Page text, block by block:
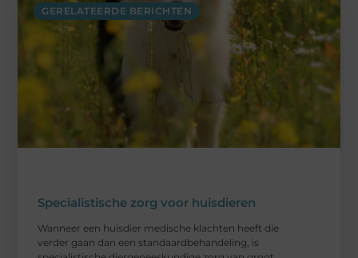
GERELATEERDE BERICHTEN
Specialistische zorg voor huisdieren
Wanneer een huisdier medische klachten heeft die
verder gaan dan een standaardbehandeling, is